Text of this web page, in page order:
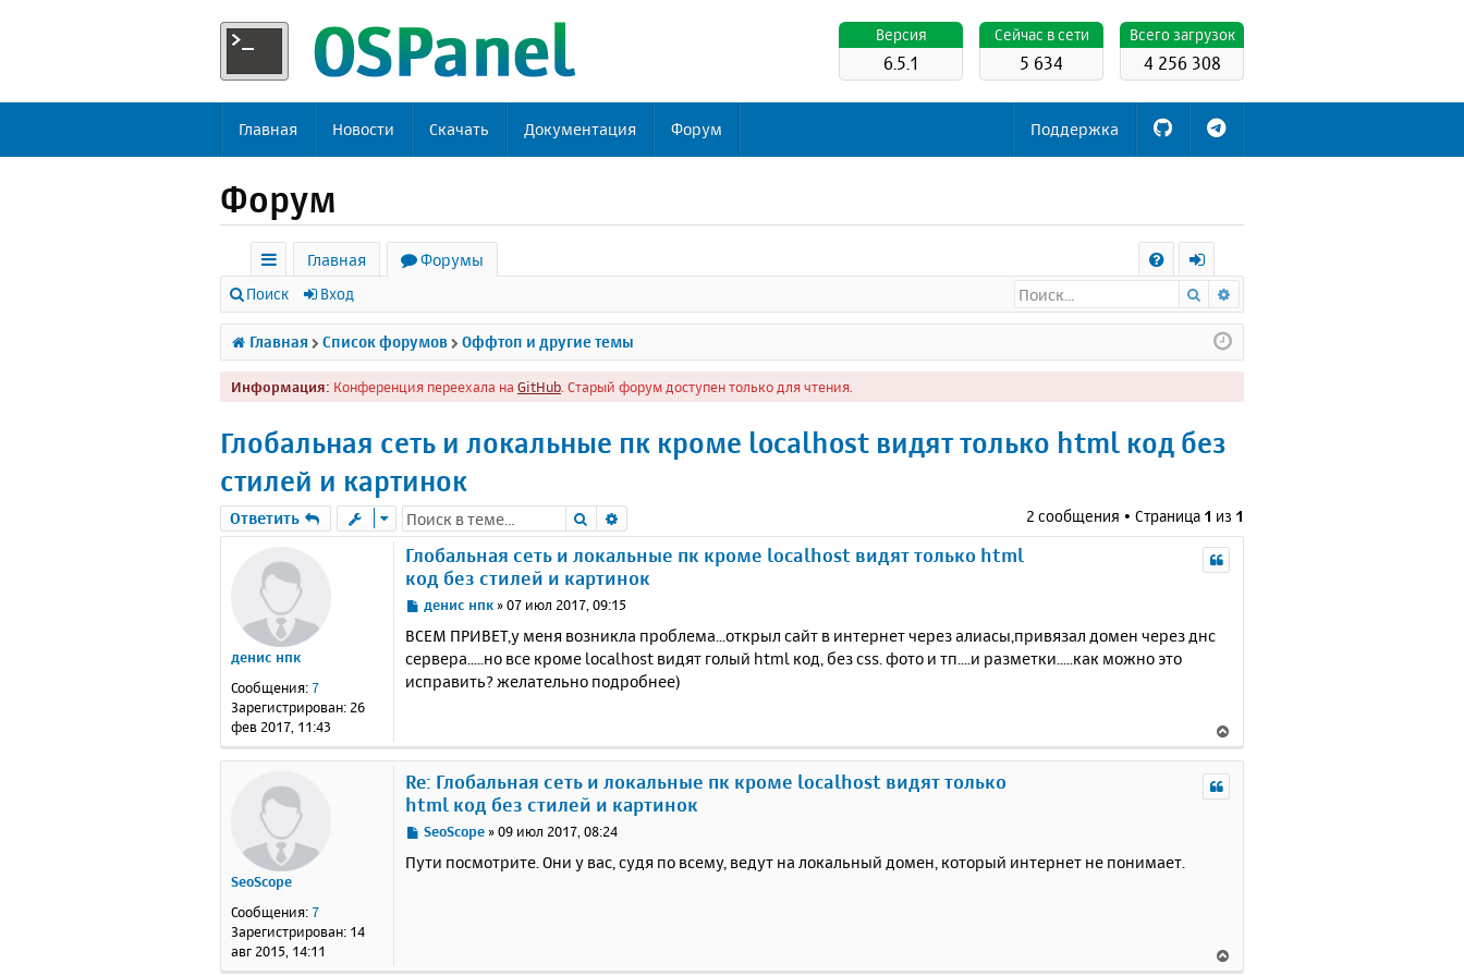
Всего загрузок
4 256 308
Cейчас в сети
5 634
Версия
6.5.1
Главная Новости Скачать Документация Форум Поддержка
Форум
с
ы
л
к
и
Главная
Форумы
Q
х
о
д
Поиск Вход Поиск
Главная Список форумов Оффтоп и другие темы
Информация: Конференция переехала на GitHub . Старый форум доступен только для чтения.
Глобальная сеть и локальные пк кроме localhost видят только html код без
стилей и картинок
Ответить Поиск 2 сообщения • Страница 1 из 1
денис нпк
Сообщения: 7
Зарегистрирован: 26
фев 2017, 11:43
Глобальная сеть и локальные пк кроме localhost видят только html
код без стилей и картинок
С
о
б
щ
е
денис нпк »07 июл 2017, 09:15
ВСЕМ ПРИВЕТ,у меня возникла проблема...открыл сайт в интернет через алиасы,привязал домен через днс
сервера.....но все кроме localhost видят голый html код, без css. фото и тп....и разметки.....как можно это
исправить? желательно подробнее)
е
SeoScope
Сообщения: 7
Зарегистрирован: 14
авг 2015, 14:11
Re: Глобальная сеть и локальные пк кроме localhost видят только
html код без стилей и картинок
С
о
SeoScope »09 июл 2017, 08:24
Пути посмотрите. Они у вас, судя по всему, ведут на локальный домен, который интернет не понимает.